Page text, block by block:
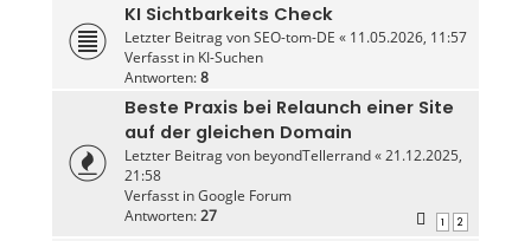
KI Sichtbarkeits Check
Letzter Beitrag vonSEO-tom-DE « 11.05.2026, 11:57
Verfasst in KI-Suchen
Antworten:8
Beste Praxis bei Relaunch einer Site
auf der gleichen Domain
Letzter Beitrag von beyondTellerrand«21.12.2025,
21:58
Verfasst inGoogle Forum
Antworten:27 1 2